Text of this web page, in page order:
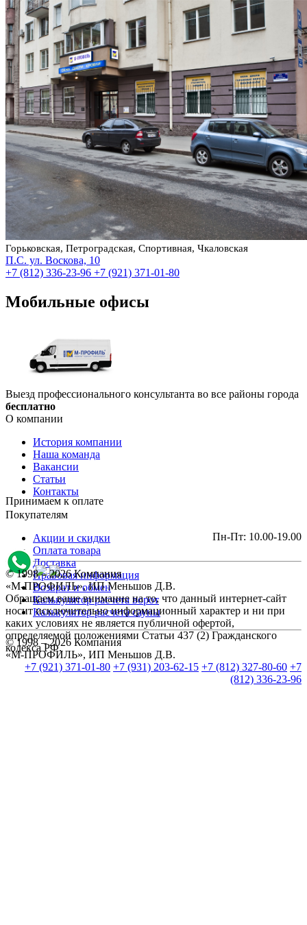
Горьковская, Петроградская, Спортивная, Чкаловская
П.С. ул. Воскова, 10
+7 (812) 336-23-96 +7 (921) 371-01-80
Мобильные офисы
Выезд профессионального консультанта во все районы города
бесплатно
О компании
История компании
Наша команда
Вакансии
Статьи
Контакты
Покупателям
Акции и скидки
Оплата товара
Доставка
Правовая информация
Возврат и обмен
Калькулятор расчета ворот
Калькулятор расчета сауны
© 1998 – 2026 Компания
«М-ПРОФИЛЬ», ИП Меньшов Д.В.
+7 (921) 371-01-80 +7 (931) 203-62-15 +7 (812) 327-80-60 +7
(812) 336-23-96
Принимаем к оплате
Пн-Пт: 10.00-19.00
© 1998 – 2026 Компания
«М-ПРОФИЛЬ», ИП Меньшов Д.В.
Обращаем ваше внимание на то, что данный интернет-сайт
носит исключительно информационный характер и ни при
каких условиях не является публичной офертой,
определяемой положениями Статьи 437 (2) Гражданского
кодекса РФ.